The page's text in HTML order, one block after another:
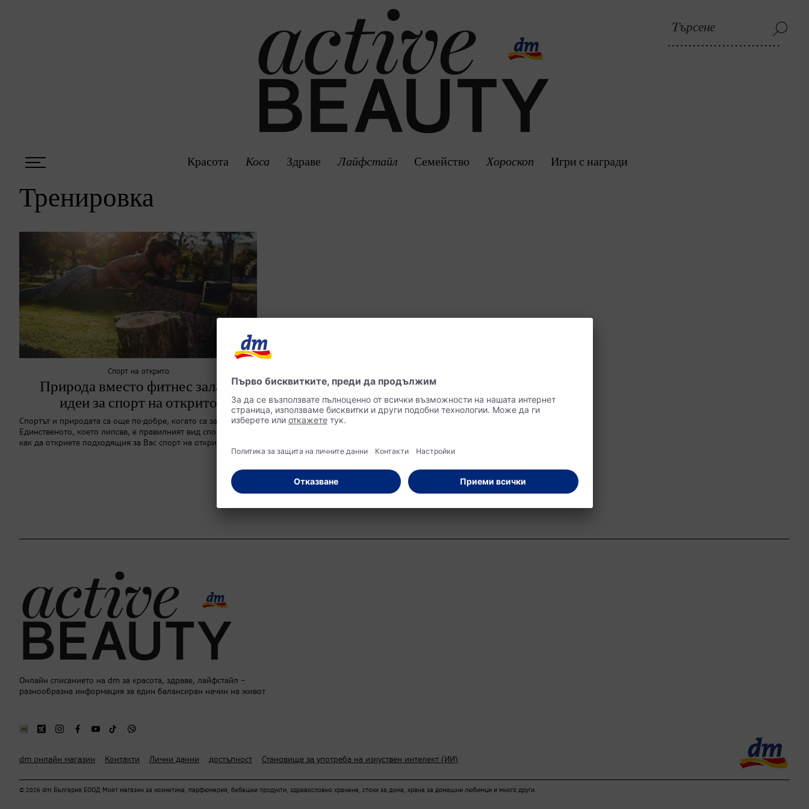
Красота Коса Здраве Лайфстайл Семейство Хороскоп Игри с награди
Тренировка
Спорт на открито
Природа вместо фитнес зала: 5
идеи за спорт на открито
Спортът и природата са още по-добре, когато са заедно.
Единственото, което липсва, е правилният вид спорт? Ето
как да откриете подходящия за Вас спорт на открито.
Онлайн списанието на dm за красота, здраве, лайфстайл –
разнообразна информация за един балансиран начин на живот
dm онлайн магазин Контакти Лични данни достъпност Становище за употреба на изкуствен интелект (ИИ)
© 2026 dm България ЕООД Моят магазин за козметика, парфюмерия, бебешки продукти, здравословно хранене, стоки за дома, храна за домашни любимци и много други.